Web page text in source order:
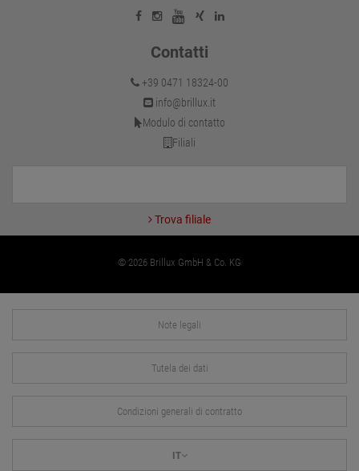
Contatti
+39 0471 18324-00
info@brillux.it
Modulo di contatto
Filiali
Trova filiale
© 2026 Brillux GmbH & Co. KG
Note legali
Tutela dei dati
Condizioni generali di contratto
IT